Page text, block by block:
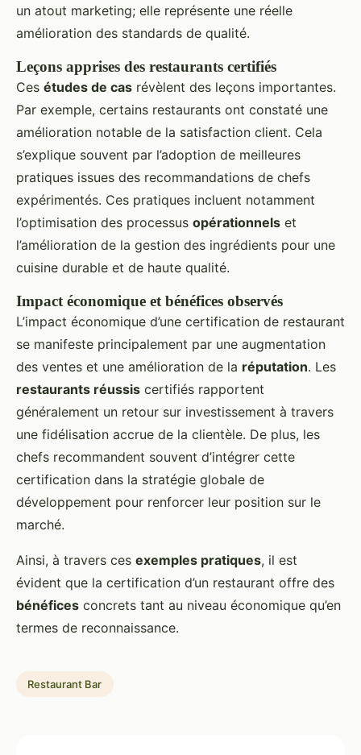
un atout marketing; elle représente une réelle
amélioration des standards de qualité.
Leçons apprises des restaurants certifiés
Ces études de cas révèlent des leçons importantes.
Par exemple, certains restaurants ont constaté une
amélioration notable de la satisfaction client. Cela
s’explique souvent par l’adoption de meilleures
pratiques issues des recommandations de chefs
expérimentés. Ces pratiques incluent notamment
l’optimisation des processus opérationnels et
l’amélioration de la gestion des ingrédients pour une
cuisine durable et de haute qualité.
Impact économique et bénéfices observés
L’impact économique d’une certification de restaurant
se manifeste principalement par une augmentation
des ventes et une amélioration de la réputation. Les
restaurants réussis certifiés rapportent
généralement un retour sur investissement à travers
une fidélisation accrue de la clientèle. De plus, les
chefs recommandent souvent d’intégrer cette
certification dans la stratégie globale de
développement pour renforcer leur position sur le
marché.
Ainsi, à travers ces exemples pratiques, il est
évident que la certification d’un restaurant offre des
bénéfices concrets tant au niveau économique qu’en
termes de reconnaissance.
Restaurant Bar